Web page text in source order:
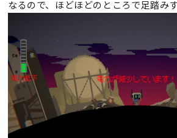
なるので、ほどほどのところで足踏み